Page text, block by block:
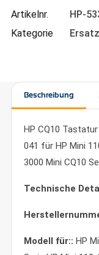
Artikelnr.
HP-
Kategorie
Beschreibung
HP CQ10
041 für HP Mini
3000 Mini CQ10
Technische
Modell für:: HP